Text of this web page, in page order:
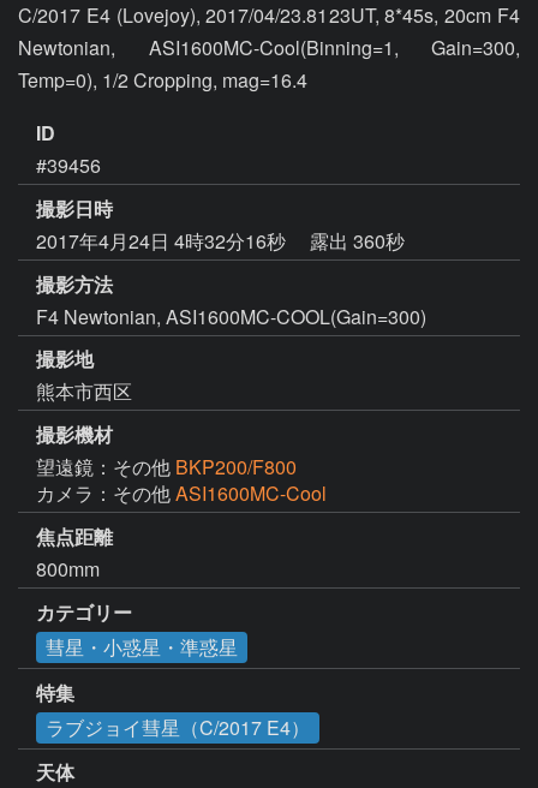
C/2017 E4 (Lovejoy), 2017/04/23.8123UT, 8*45s, 20cm F4
Newtonian, ASI1600MC-Cool(Binning=1, Gain=300,
Temp=0), 1/2 Cropping, mag=16.4
ID
#39456
撮影日時
2017年4月24日 4時32分16秒
露出 360秒
撮影方法
F4 Newtonian, ASI1600MC-COOL(Gain=300)
撮影地
熊本市西区
撮影機材
望遠鏡：その他 BKP200/F800
カメラ：その他ASI1600MC-Cool
焦点距離
800mm
カテゴリー
彗星・小惑星・準惑星
特集
ラブジョイ彗星（C/2017 E4）
天体